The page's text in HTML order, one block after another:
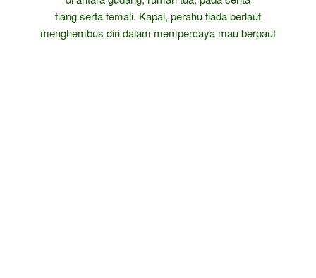
tiang serta temali. Kapal, perahu tiada berlaut
menghembus diri dalam mempercaya mau berpaut